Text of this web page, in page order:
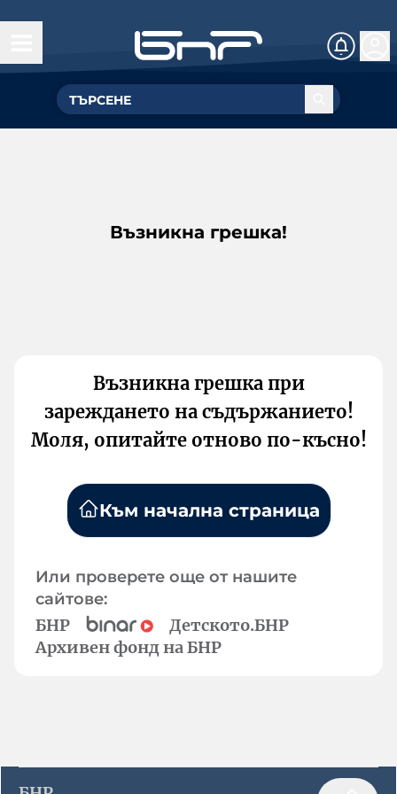
Възникна грешка!
Възникна грешка при
зареждането на съдържанието!
Моля, опитайте отново по-късно!
Към начална страница
Или проверете още от нашите
сайтове:
БНР
Детското.БНР
Архивен фонд на БНР